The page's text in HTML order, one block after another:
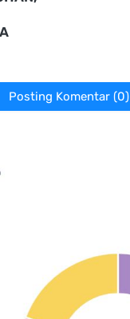
Posting Komentar (0)